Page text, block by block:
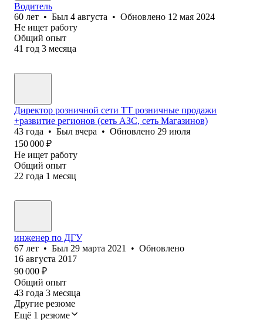
Водитель
60 лет • Был 4 августа • Обновлено 12 мая 2024
Не ищет работу
Общий опыт
41 год 3 месяца
Директор розничной сети ТТ розничные продажи
+развитие регионов (сеть АЗС, сеть Магазинов)
43 года • Был вчера • Обновлено 29 июля
150 000 ₽
Не ищет работу
Общий опыт
22 года 1 месяц
инженер по ДГУ
67 лет • Был 29 марта 2021 • Обновлено
16 августа 2017
90 000 ₽
Общий опыт
43 года 3 месяца
Другие резюме
Ещё 1 резюме